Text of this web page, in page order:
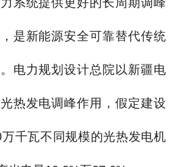
系统提供更好的长周期调峰
是新能源安全可靠替代传统
电力规划设计总院以新疆电
热发电调峰作用，假定建设
千瓦不同规模的光热发电机